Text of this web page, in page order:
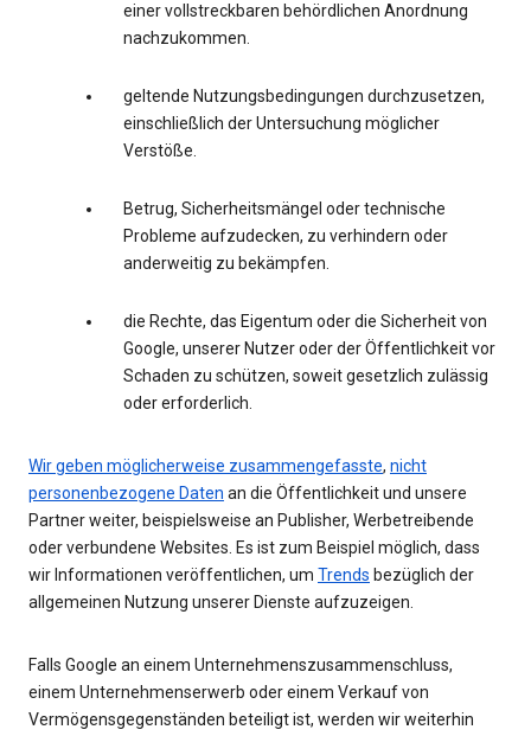
einer vollstreckbaren behördlichen Anordnung
nachzukommen.
geltende Nutzungsbedingungen durchzusetzen,
einschließlich der Untersuchung möglicher
Verstöße.
Betrug, Sicherheitsmängel oder technische
Probleme aufzudecken, zu verhindern oder
anderweitig zu bekämpfen.
die Rechte, das Eigentum oder die Sicherheit von
Google, unserer Nutzer oder der Öffentlichkeit vor
Schaden zu schützen, soweit gesetzlich zulässig
oder erforderlich.
Wir geben möglicherweise zusammengefasste, nicht
personenbezogene Daten an die Öffentlichkeit und unsere
Partner weiter, beispielsweise an Publisher, Werbetreibende
oder verbundene Websites. Es ist zum Beispiel möglich, dass
wir Informationen veröffentlichen, um Trends bezüglich der
allgemeinen Nutzung unserer Dienste aufzuzeigen.
Falls Google an einem Unternehmenszusammenschluss,
einem Unternehmenserwerb oder einem Verkauf von
Vermögensgegenständen beteiligt ist, werden wir weiterhin